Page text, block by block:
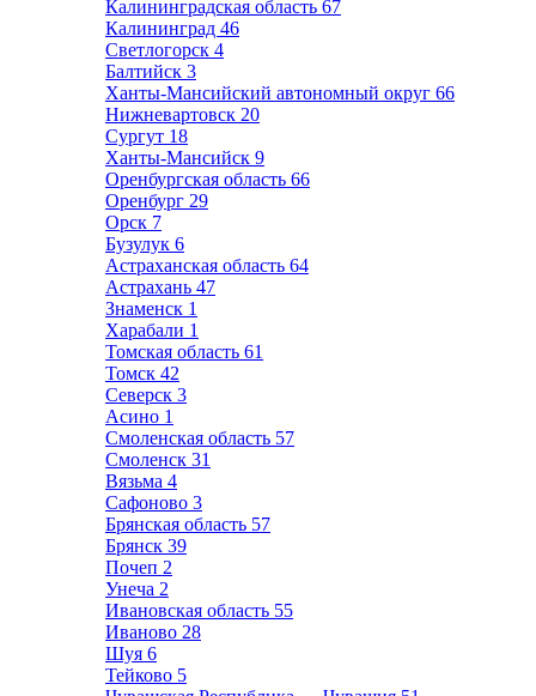
Калининградская область 67
Калининград 46
Светлогорск 4
Балтийск 3
Ханты-Мансийский автономный округ 66
Нижневартовск 20
Сургут 18
Ханты-Мансийск 9
Оренбургская область 66
Оренбург 29
Орск 7
Бузулук 6
Астраханская область 64
Астрахань 47
Знаменск 1
Харабали 1
Томская область 61
Томск 42
Северск 3
Асино 1
Смоленская область 57
Смоленск 31
Вязьма 4
Сафоново 3
Брянская область 57
Брянск 39
Почеп 2
Унеча 2
Ивановская область 55
Иваново 28
Шуя 6
Тейково 5